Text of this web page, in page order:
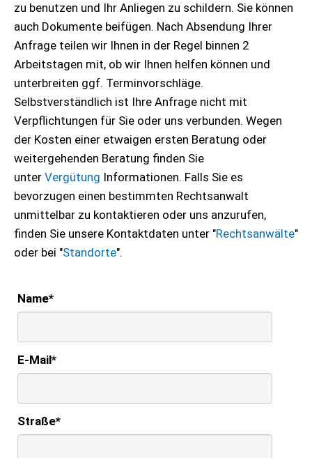
zu benutzen und Ihr Anliegen zu schildern. Sie können
auch Dokumente beifügen. Nach Absendung Ihrer
Anfrage teilen wir Ihnen in der Regel binnen 2
Arbeitstagen mit, ob wir Ihnen helfen können und
unterbreiten ggf. Terminvorschläge.
Selbstverständlich ist Ihre Anfrage nicht mit
Verpflichtungen für Sie oder uns verbunden. Wegen
der Kosten einer etwaigen ersten Beratung oder
weitergehenden Beratung finden Sie
unter Vergütung Informationen. Falls Sie es
bevorzugen einen bestimmten Rechtsanwalt
unmittelbar zu kontaktieren oder uns anzurufen,
finden Sie unsere Kontaktdaten unter "Rechtsanwälte"
oder bei "Standorte".
Name*
E-Mail*
Straße*